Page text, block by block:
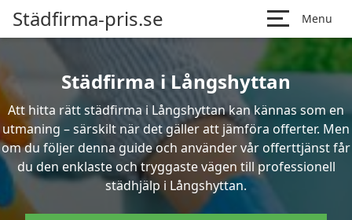
Städfirma-pris.se Menu
Städfirma i Långshyttan
Att hitta rätt städfirma i Långshyttan kan kännas som en
utmaning – särskilt när det gäller att jämföra offerter. Men
om du följer denna guide och använder vår offerttjänst får
du den enklaste och tryggaste vägen till professionell
städhjälp i Långshyttan.